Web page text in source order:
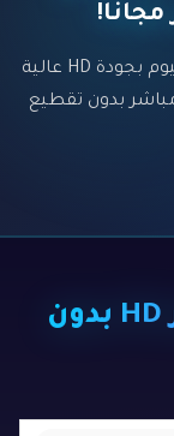
كورة لايف - koora live - بث مباشر مباريات اليوم بجودة HD عالية
بدون تقطيع
مباريات اليوم بث مباشر HD بدون